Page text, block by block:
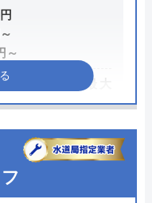
立）
対応）
県内（対応可能）
～
業料金から最大